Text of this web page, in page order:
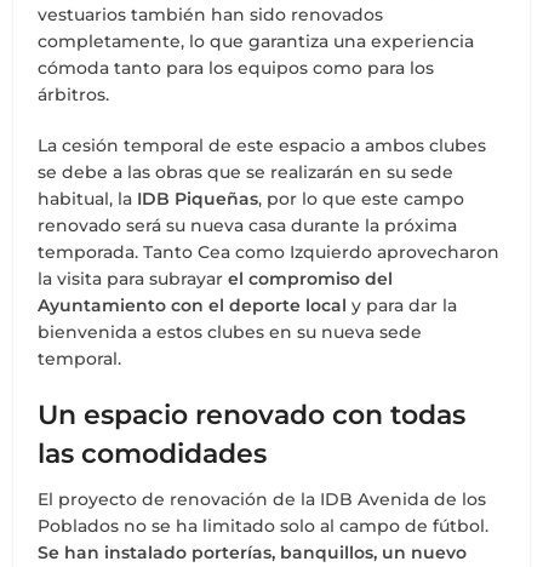
vestuarios también han sido renovados
completamente, lo que garantiza una experiencia
cómoda tanto para los equipos como para los
árbitros.
La cesión temporal de este espacio a ambos clubes
se debe a las obras que se realizarán en su sede
habitual, la IDB Piqueñas, por lo que este campo
renovado será su nueva casa durante la próxima
temporada. Tanto Cea como Izquierdo aprovecharon
la visita para subrayarel compromiso del
Ayuntamiento con el deporte local y para dar la
bienvenida a estos clubes en su nueva sede
temporal.
Un espacio renovado con todas
las comodidades
El proyecto de renovación de la IDB Avenida de los
Poblados no se ha limitado solo al campo de fútbol.
Se han instalado porterías, banquillos, un nuevo